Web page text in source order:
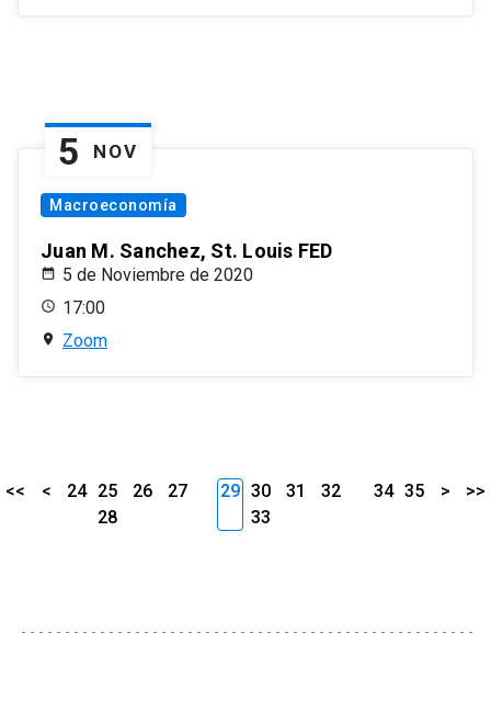
5 NOV
Macroeconomía
Juan M. Sanchez, St. Louis FED
5 de Noviembre de 2020
17:00
Zoom
<< < 24 25 26
27
28
29 30 31
32
33
34 35 > >>